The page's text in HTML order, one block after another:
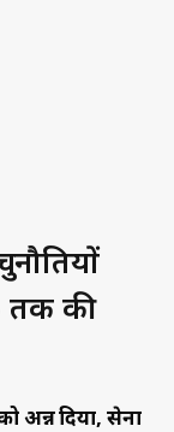
तक की
अन्न दिया, सेना